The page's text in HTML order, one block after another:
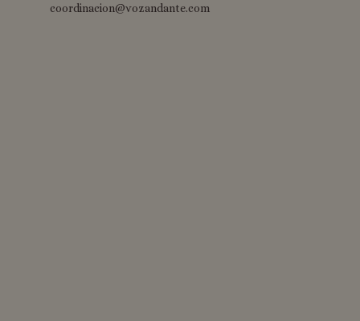
coordinacion@vozandante.com